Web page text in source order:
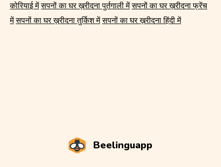
कोरियाई में सपनों का घर ख़रीदना पुर्तगाली में सपनों का घर ख़रीदना फ्रेंच
में सपनों का घर ख़रीदना तुर्किश में सपनों का घर ख़रीदना हिंदी में
Beelinguapp